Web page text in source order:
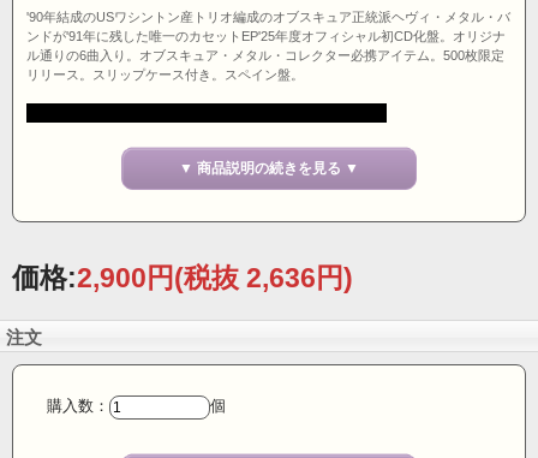
'90年結成のUSワシントン産トリオ編成のオブスキュア正統派ヘヴィ・メタル・バ
ンドが'91年に残した唯一のカセットEP'25年度オフィシャル初CD化盤。オリジナ
ル通りの6曲入り。オブスキュア・メタル・コレクター必携アイテム。500枚限定
リリース。スリップケース付き。スペイン盤。
▼ 商品説明の続きを見る ▼
価格:2,900円(税抜 2,636円)
注文
購入数： 個